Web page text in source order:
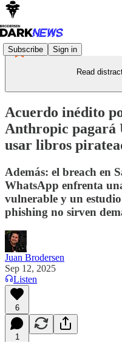
Subscribe Sign in
Read
Acuerdo inédito
Anthropic pagará
usar libros
Además: el breach en
WhatsApp enfrenta
vulnerable y un
phishing no sirven
Juan Brodersen
Sep 12, 2025
Listen
6
1